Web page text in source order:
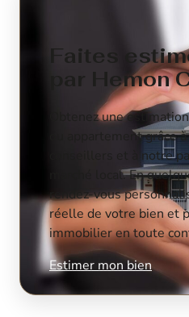
Faites
par Hemon
Obtenez une
ou appartement grâce
conseillers et à notre
marché local. En
rendez-vous
réelle de votre bien et
immobilier en toute
Estimer mon bien